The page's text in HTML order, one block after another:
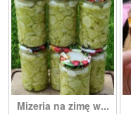
Mizeria na zimę w...